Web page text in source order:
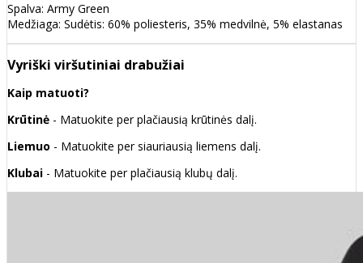
Spalva: Army Green
Medžiaga: Sudėtis: 60% poliesteris, 35% medvilnė, 5% elastanas
Vyriški viršutiniai drabužiai
Kaip matuoti?
Krūtinė - Matuokite per plačiausią krūtinės dalį.
Liemuo - Matuokite per siauriausią liemens dalį.
Klubai - Matuokite per plačiausią klubų dalį.